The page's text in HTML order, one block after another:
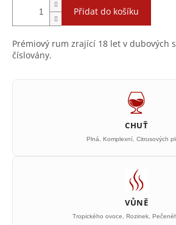
Přidat do košíku
Prémiový rum zrající 18 let v dubových
číslovány.
CHUŤ
Plná, Komplexní, Citrusových
VŮNĚ
Tropického ovoce, Rozinek,